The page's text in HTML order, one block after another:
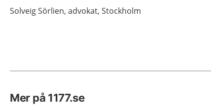
SolveigSörlien, advokat, Stockholm
Mer på 1177.se